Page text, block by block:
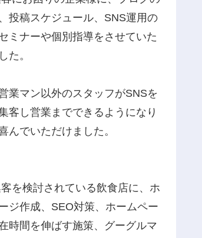
投稿スケジュール、SNS運用の
ミナーや個別指導をさせていた
た。
業マン以外のスタッフがSNSを
客し営業までできるようになり
んでいただけました。
を検討されている飲食店に、ホ
ジ作成、SEO対策、ホームペー
時間を伸ばす施策、グーグルマ